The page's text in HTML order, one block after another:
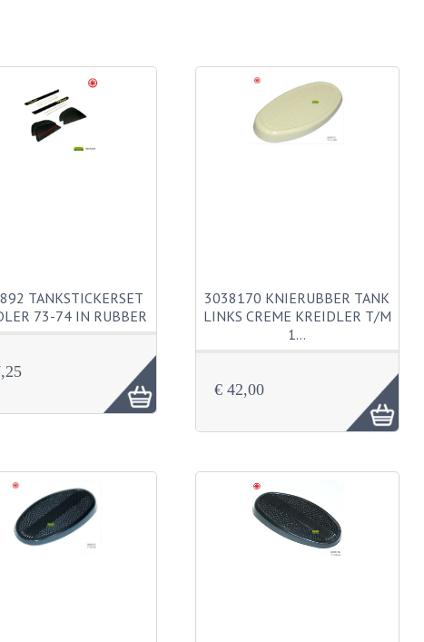
TANKSTICKERSET
73-74 IN RUBBER
3038170 KNIERUBBER TANK
LINKS CREME KREIDLER T/M
1…
€ 42,00